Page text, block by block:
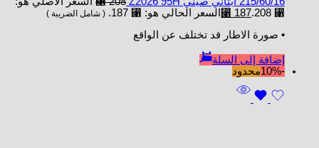
⃁ 208.
⃁ 187 السعر الحالي هو: ⃁ 187. ( شامل الضريبة )
• صورة الاطار قد تختلف عن الواقع
إضافة إلى السلة
-10%
محدود